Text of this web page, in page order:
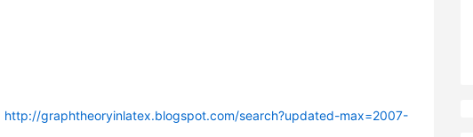
http://graphtheoryinlatex.blogspot.com/search?updated-max=2007-